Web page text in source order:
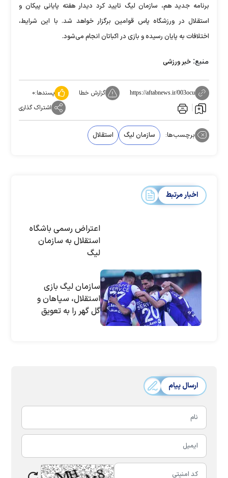
برنامه جدید هم، سازمان لیگ تایید کرد دیدار هفته پایانی پیکان و
استقلال در ورزشگاه پاس قوامین برگزار خواهد شد. با این شرایط،
اختلافات به پایان رسیده و بازی در اکباتان انجام می‌شود.
منبع: خبر ورزشی
https://aftabnews.ir/003ocu گزارش خطا پسندها:۰
اشتراک گذاری
برچسب‌ها: سازمان لیگ استقلال
اخبار مرتبط
اعتراض رسمی باشگاه
استقلال به سازمان
لیگ
سازمان لیگ بازی
استقلال، سپاهان و
گل گهر را به تعویق
ارسال پیام